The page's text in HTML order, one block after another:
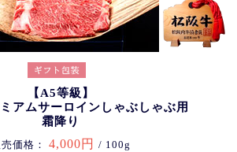
【A5等級】
アムサーロインしゃぶしゃぶ用
霜降り
価格： 4,000円 / 100g